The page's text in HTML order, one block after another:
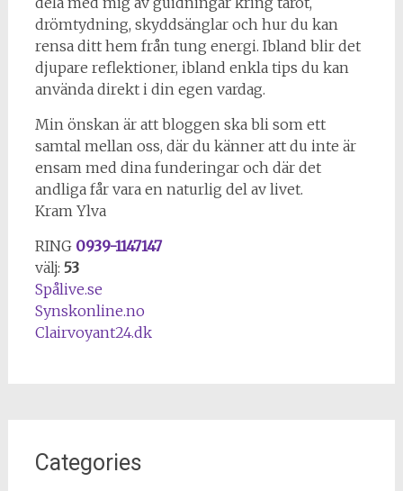
drömtydning, skyddsänglar och hur du kan
rensa ditt hem från tung energi. Ibland blir det
djupare reflektioner, ibland enkla tips du kan
använda direkt i din egen vardag.
Min önskan är att bloggen ska bli som ett
samtal mellan oss, där du känner att du inte är
ensam med dina funderingar och där det
andliga får vara en naturlig del av livet.
Kram Ylva
RING 0939-1147147
välj: 53
Spålive.se
Synskonline.no
Clairvoyant24.dk
Categories